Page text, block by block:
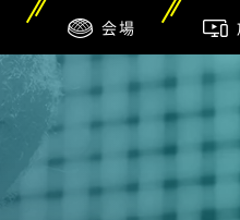
会場